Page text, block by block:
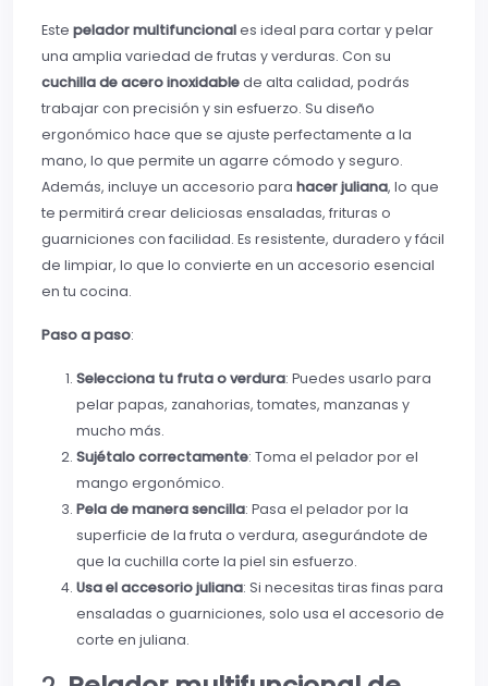
Este pelador multifuncionales ideal para cortar y pelar
una amplia variedad de frutas y verduras. Con su
cuchilla de acero inoxidablede alta calidad, podrás
trabajar con precisión y sin esfuerzo. Su diseño
ergonómico hace que se ajuste perfectamente a la
mano, lo que permite un agarre cómodo y seguro.
Además, incluye un accesorio para hacer juliana, lo que
te permitirá crear deliciosas ensaladas, frituras o
guarniciones con facilidad. Es resistente, duradero y fácil
de limpiar, lo que lo convierte en un accesorio esencial
en tu cocina.
Paso a paso:
Selecciona tu fruta o verdura: Puedes usarlo para
pelar papas, zanahorias, tomates, manzanas y
mucho más.
Sujétalo correctamente: Toma el pelador por el
mango ergonómico.
Pela de manera sencilla: Pasa el pelador por la
superficie de la fruta o verdura, asegurándote de
que la cuchilla corte la piel sin esfuerzo.
Usa el accesorio juliana: Si necesitas tiras finas para
ensaladas o guarniciones, solo usa el accesorio de
corte en juliana.